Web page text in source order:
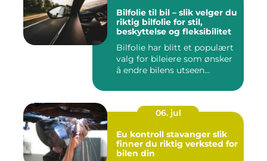
Bilfolie til bil – slik velger du
riktig bilfolie for stil,
beskyttelse og fleksibilitet
Bilfolie har blitt et populært
valg for bileiere som ønsker
å endre bilens utseen...
06. jul
Eu kontroll stavanger slik
finner du riktig verksted for
bilen din